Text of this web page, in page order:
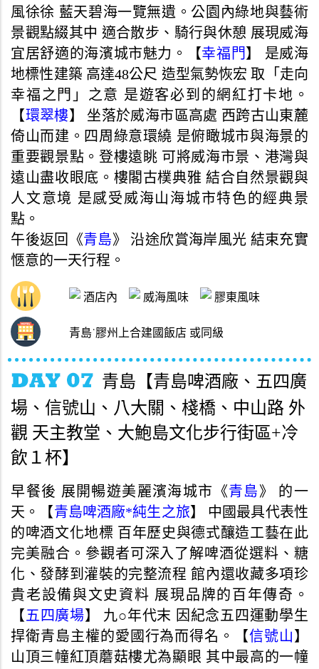
風徐徐 藍天碧海一覽無遺。公園內綠地與藝術
景觀點綴其中 適合散步、騎行與休憩 展現威海
宜居舒適的海濱城市魅力。【幸福門 】 是威海
地標性建築 高達48公尺 造型氣勢恢宏 取「走向
幸福之門」之意 是遊客必到的網紅打卡地。
【環翠樓】 坐落於威海市區高處 西跨古山東麓
倚山而建。四周綠意環繞 是俯瞰城市與海景的
重要觀景點。登樓遠眺 可將威海市景、港灣與
遠山盡收眼底。樓閣古樸典雅 結合自然景觀與
人文意境 是感受威海山海城市特色的經典景
點。
午後返回《青島》 沿途欣賞海岸風光 結束充實
愜意的一天行程。
酒店內 威海風味 膠東風味
青島˙膠州上合建國飯店 或同級
青島【青島啤酒廠、五四廣
場、信號山、八大關、棧橋、中山路 外
觀 天主教堂、大鮑島文化步行街區+冷
飲１杯】
早餐後 展開暢遊美麗濱海城市《青島》 的一
天。【青島啤酒廠*純生之旅】 中國最具代表性
的啤酒文化地標 百年歷史與德式釀造工藝在此
完美融合。參觀者可深入了解啤酒從選料、糖
化、發酵到灌裝的完整流程 館內還收藏多項珍
貴老設備與文史資料 展現品牌的百年傳奇。
【 五四廣場】 九○年代末 因紀念五四運動學生
捍衛青島主權的愛國行為而得名。【信號山 】
山頂三幢紅頂蘑菇樓尤為顯眼 其中最高的一幢